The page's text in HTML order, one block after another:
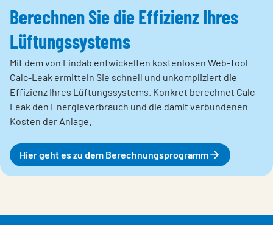
Berechnen Sie die Effizienz Ihres
Lüftungssystems
Mit dem von Lindab entwickelten kostenlosen Web-Tool
Calc-Leak ermitteln Sie schnell und unkompliziert die
Effizienz Ihres Lüftungssystems. Konkret berechnet Calc-
Leak den Energieverbrauch und die damit verbundenen
Kosten der Anlage.
Hier geht es zu dem Berechnungsprogramm